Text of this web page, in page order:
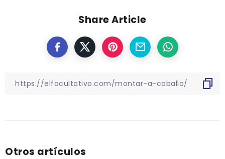
Share Article
Otros artículos